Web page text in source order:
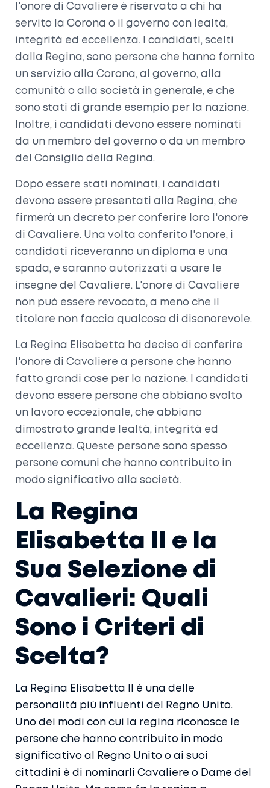
l'onore di Cavaliere è riservato a chi ha
servito la Corona o il governo con lealtà,
integrità ed eccellenza. I candidati, scelti
dalla Regina, sono persone che hanno fornito
un servizio alla Corona, al governo, alla
comunità o alla società in generale, e che
sono stati di grande esempio per la nazione.
Inoltre, i candidati devono essere nominati
da un membro del governo o da un membro
del Consiglio della Regina.
Dopo essere stati nominati, i candidati
devono essere presentati alla Regina, che
firmerà un decreto per conferire loro l'onore
di Cavaliere. Una volta conferito l'onore, i
candidati riceveranno un diploma e una
spada, e saranno autorizzati a usare le
insegne del Cavaliere. L'onore di Cavaliere
non può essere revocato, a meno che il
titolare non faccia qualcosa di disonorevole.
La Regina Elisabetta ha deciso di conferire
l'onore di Cavaliere a persone che hanno
fatto grandi cose per la nazione. I candidati
devono essere persone che abbiano svolto
un lavoro eccezionale, che abbiano
dimostrato grande lealtà, integrità ed
eccellenza. Queste persone sono spesso
persone comuni che hanno contribuito in
modo significativo alla società.
La Regina
Elisabetta II e la
Sua Selezione di
Cavalieri: Quali
Sono i Criteri di
Scelta?
La Regina Elisabetta II è una delle
personalità più influenti del Regno Unito.
Uno dei modi con cui la regina riconosce le
persone che hanno contribuito in modo
significativo al Regno Unito o ai suoi
cittadini è di nominarli Cavaliere o Dame del